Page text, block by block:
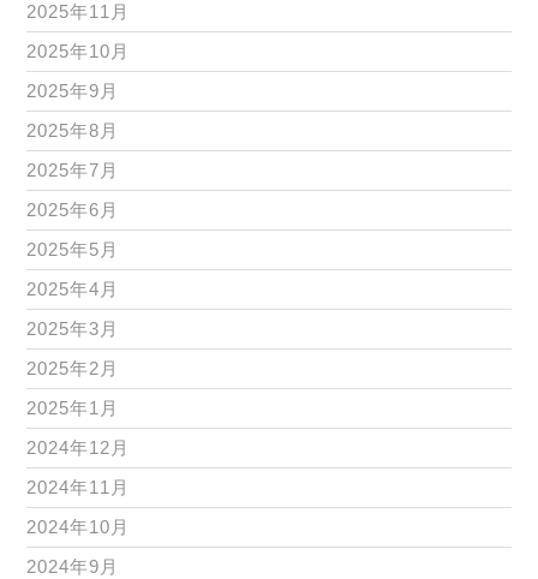
2025年11月
2025年10月
2025年9月
2025年8月
2025年7月
2025年6月
2025年5月
2025年4月
2025年3月
2025年2月
2025年1月
2024年12月
2024年11月
2024年10月
2024年9月